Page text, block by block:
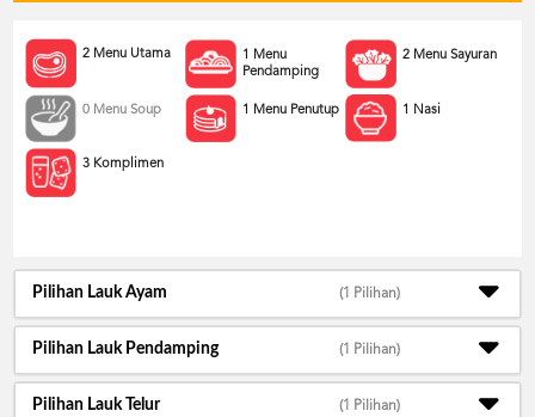
CALL
CENTER
021
5091
3494
LOGIN
DAFTAR
2 Menu Utama
1 Menu
Pendamping
2 Menu Sayuran
0 Menu Soup 1 Menu Penutup 1 Nasi
3 Komplimen
Pilihan Lauk Ayam (1 Pilihan)
Pilihan Lauk Pendamping (1 Pilihan)
Pilihan Lauk Telur (1 Pilihan)